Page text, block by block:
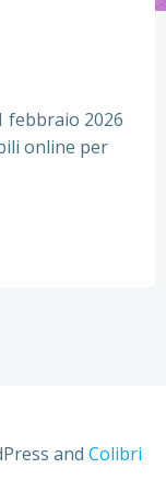
febbraio 2026
online per
and Colibri